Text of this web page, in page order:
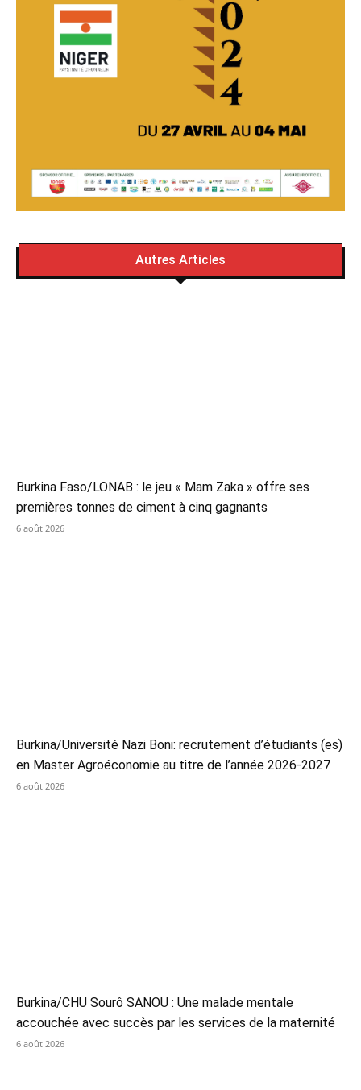
Autres Articles
Burkina Faso/LONAB : le jeu « Mam Zaka » offre ses
premières tonnes de ciment à cinq gagnants
6 août 2026
Burkina/Université Nazi Boni: recrutement d’étudiants (es)
en Master Agroéconomie au titre de l’année 2026-2027
6 août 2026
Burkina/CHU Sourô SANOU : Une malade mentale
accouchée avec succès par les services de la maternité
6 août 2026